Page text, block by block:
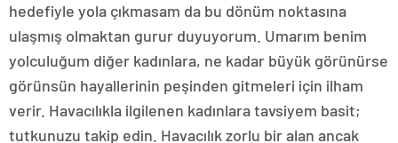
hedefiyle yola çıkmasam da bu dönüm noktasına
ulaşmış olmaktan gurur duyuyorum. Umarım benim
yolculuğum diğer kadınlara, ne kadar büyük görünürse
görünsün hayallerinin peşinden gitmeleri için ilham
verir. Havacılıkla ilgilenen kadınlara tavsiyem basit;
tutkunuzu takip edin. Havacılık zorlu bir alan ancak